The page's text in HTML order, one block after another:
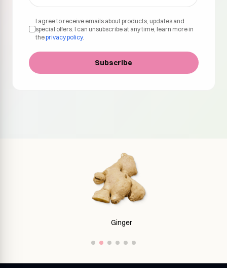
I agree to receive emails about products, updates and
special offers. I can unsubscribe at any time, learn more in
theprivacy policy.
Subscribe
Ginger